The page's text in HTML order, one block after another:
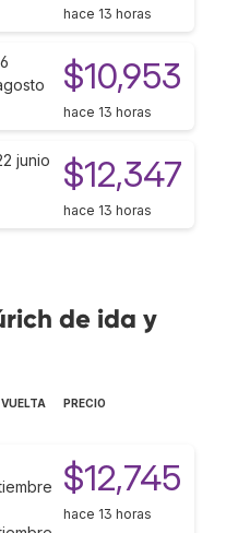
hace 13 horas
$10,953
hace 13 horas
junio $12,347
hace 13 horas
de ida y
PRECIO
$12,745
hace 13 horas